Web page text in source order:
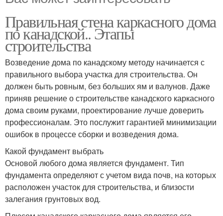
Правильная стена каркасного дома
по канадской.. Этапы
строительства
Возведение дома по канадскому методу начинается с
правильного выбора участка для строительства. Он
должен быть ровным, без больших ям и валунов. Даже
приняв решение о строительстве канадского каркасного
дома своим руками, проектирование лучше доверить
профессионалам. Это послужит гарантией минимизации
ошибок в процессе сборки и возведения дома.
Какой фундамент выбрать
Основой любого дома является фундамент. Тип
фундамента определяют с учетом вида почв, на которых
расположен участок для строительства, и близости
залегания грунтовых вод.